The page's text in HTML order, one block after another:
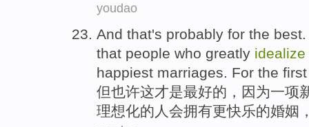
youdao
And that's probably for the best
that people who greatly idealize
happiest marriages . For the first
但也许这才是最好的 ， 因为一项
理想化的 人 会拥有更快乐的婚姻